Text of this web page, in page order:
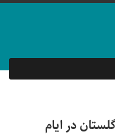
در ایام